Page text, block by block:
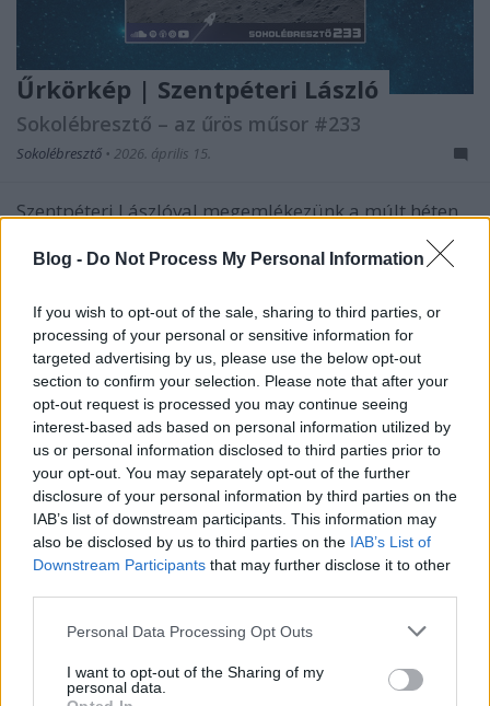
Blog - Do Not Process My Personal Information
If you wish to opt-out of the sale, sharing to third parties, or
processing of your personal or sensitive information for
targeted advertising by us, please use the below opt-out
section to confirm your selection. Please note that after your
opt-out request is processed you may continue seeing
interest-based ads based on personal information utilized by
us or personal information disclosed to third parties prior to
your opt-out. You may separately opt-out of the further
disclosure of your personal information by third parties on the
IAB’s list of downstream participants. This information may
also be disclosed by us to third parties on the IAB’s List of
Downstream Participants that may further disclose it to other
Please note that this website/app uses one or more Google
not limited to your visit or usage behaviour. You may click to
grant or deny consent to Google and its third-party tags to
Personal Data Processing Opt Outs
I want to opt-out of the Sharing of my
personal data.
Űrkörkép | Szentpéteri László
Sokolébresztő – az űrös műsor #233
Sokolébresztő • 2026. április 15.
Szentpéteri Lászlóval megemlékezünk a múlt héten
elhunyt Dr. Illés Erzsébetről, az első magyar űrkutató
nőről, illetve Gagarin 65 évvel ezelőtti
született Gus Grissomról, s természetesen szót
ejtünk az év űreseményéről, az Artemis-2 sikeresen
lezárult…